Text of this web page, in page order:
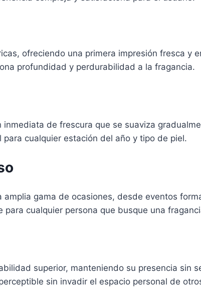
ofreciendo una primera impresión fresca y
profundidad y perdurabilidad a la fragancia.
inmediata de frescura que se suaviza
cualquier estación del año y tipo de piel.
gama de ocasiones, desde eventos
cualquier persona que busque una
superior, manteniendo su presencia sin
sin invadir el espacio personal de